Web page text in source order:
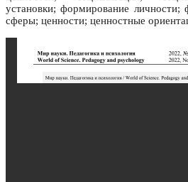
установки; формирование личности;
сферы; ценности; ценностные